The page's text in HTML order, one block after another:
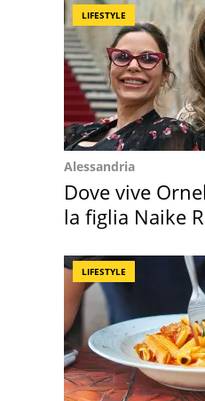
LIFESTYLE
Alessandria
Dove vive
la figlia Naike
LIFESTYLE